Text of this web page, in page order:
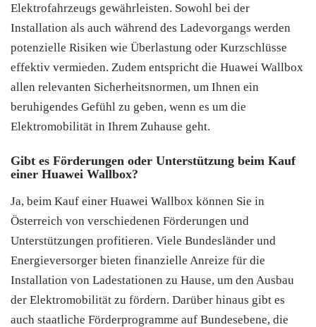
Elektrofahrzeugs gewährleisten. Sowohl bei der
Installation als auch während des Ladevorgangs werden
potenzielle Risiken wie Überlastung oder Kurzschlüsse
effektiv vermieden. Zudem entspricht die Huawei Wallbox
allen relevanten Sicherheitsnormen, um Ihnen ein
beruhigendes Gefühl zu geben, wenn es um die
Elektromobilität in Ihrem Zuhause geht.
Gibt es Förderungen oder Unterstützung beim Kauf
einer Huawei Wallbox?
Ja, beim Kauf einer Huawei Wallbox können Sie in
Österreich von verschiedenen Förderungen und
Unterstützungen profitieren. Viele Bundesländer und
Energieversorger bieten finanzielle Anreize für die
Installation von Ladestationen zu Hause, um den Ausbau
der Elektromobilität zu fördern. Darüber hinaus gibt es
auch staatliche Förderprogramme auf Bundesebene, die